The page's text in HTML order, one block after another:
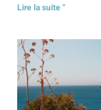
Lire la suite "